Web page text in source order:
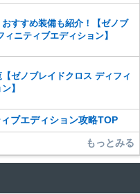
すすめ装備も紹介！【ゼノブ
ニティブエディション】
ゼノブレイドクロス ディフィ
】
ブエディション攻略TOP
もっとみる